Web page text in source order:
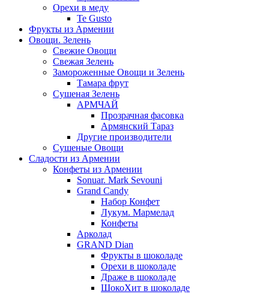
Орехи в меду
Te Gusto
Фрукты из Армении
Овощи. Зелень
Свежие Овощи
Свежая Зелень
Замороженные Овощи и Зелень
Тамара фрут
Сушеная Зелень
АРМЧАЙ
Прозрачная фасовка
Армянский Тараз
Другие производители
Сушеные Овощи
Сладости из Армении
Конфеты из Армении
Sonuar. Mark Sevouni
Grand Candy
Набор Конфет
Лукум. Мармелад
Конфеты
Арколад
GRAND Dian
Фрукты в шоколаде
Орехи в шоколаде
Драже в шоколаде
ШокоХит в шоколаде